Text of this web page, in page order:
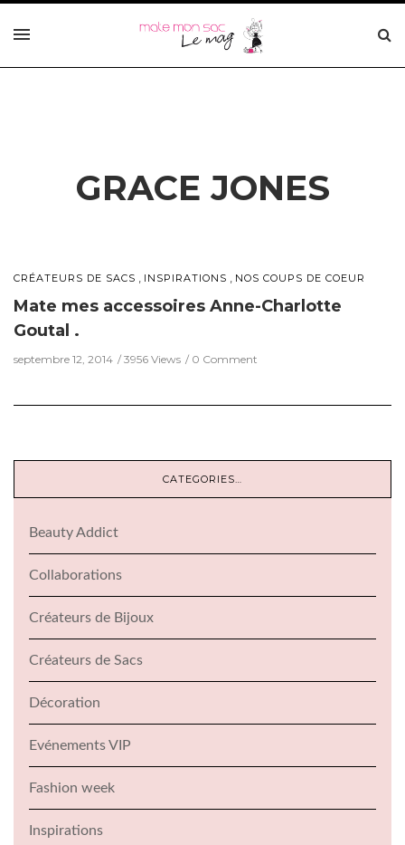
GRACE JONES
CRÉATEURS DE SACS INSPIRATIONS NOS COUPS DE COEUR
Mate mes accessoires Anne-Charlotte
Goutal .
septembre 12, 2014 3956 Views 0 Comment
CATEGORIES…
Beauty Addict
Collaborations
Créateurs de Bijoux
Créateurs de Sacs
Décoration
Evénements VIP
Fashion week
Inspirations